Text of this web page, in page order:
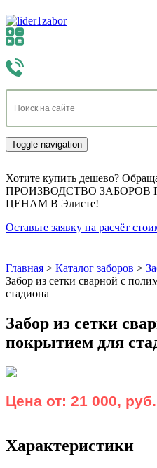
Toggle navigation
Хотите купить дешево?
ПРОИЗВОДСТВО
ЦЕНАМ В Элисте!
Оставьте заявку на расчёт
Главная > Каталог заборов >
Забор из сетки сварной с
стадиона
Забор из сетки
покрытием для
Цена от: 21 000, руб.
Характеристики